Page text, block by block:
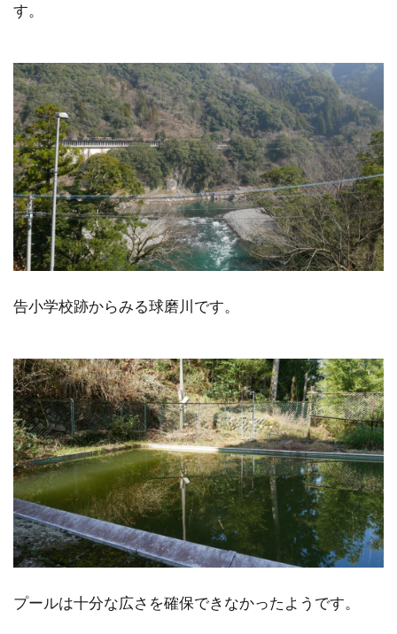
す。
告小学校跡からみる球磨川です。
プールは十分な広さを確保できなかったようです。